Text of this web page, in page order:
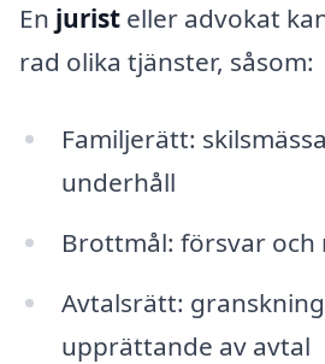
En jurist eller advokat
rad olika tjänster, såsom:
Familjerätt:
underhåll
Brottmål: försvar
Avtalsrätt:
upprättande av avtal